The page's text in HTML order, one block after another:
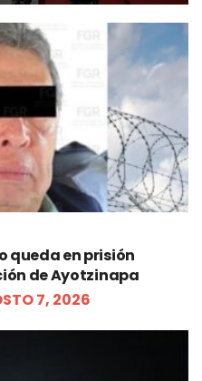
queda en prisión
de Ayotzinapa
7, 2026